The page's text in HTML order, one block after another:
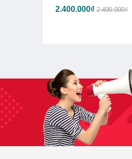
2.400.000₫ 2.490.000₫